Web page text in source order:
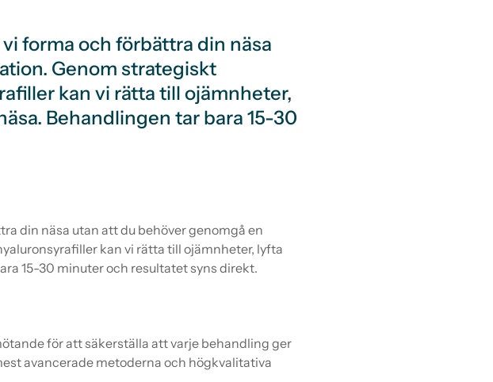
forma och förbättra din näsa
Genom strategiskt
kan vi rätta till ojämnheter,
Behandlingen tar bara 15-30
din näsa utan att du behöver genomgå en
kan vi rätta till ojämnheter, lyfta
15-30 minuter och resultatet syns direkt.
för att säkerställa att varje behandling ger
avancerade metoderna och högkvalitativa